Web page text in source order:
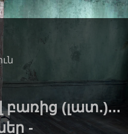
բառից (լատ․)...
-